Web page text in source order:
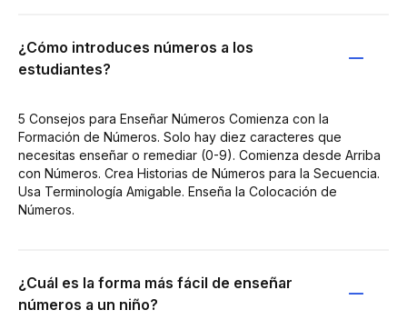
¿Cómo introduces números a los
estudiantes?
5 Consejos para Enseñar Números Comienza con la
Formación de Números. Solo hay diez caracteres que
necesitas enseñar o remediar (0-9). Comienza desde Arriba
con Números. Crea Historias de Números para la Secuencia.
Usa Terminología Amigable. Enseña la Colocación de
Números.
¿Cuál es la forma más fácil de enseñar
números a un niño?